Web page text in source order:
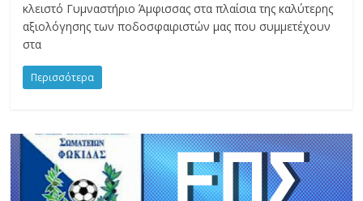
κλειστό Γυμναστήριο Άμφισσας στα πλαίσια της καλύτερης
αξιολόγησης των ποδοσφαιριστών μας που συμμετέχουν
στα
Περισσότερα